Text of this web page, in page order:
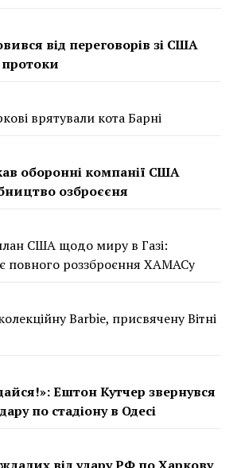
від переговорів зі США
врятували кота Барні
оборонні компанії США
озброєєня
США щодо миру в Газі:
повного роззброєння ХАМАСу
Barbie, присвячену Вітні
Ештон Кутчер звернувся
по стадіону в Одесі